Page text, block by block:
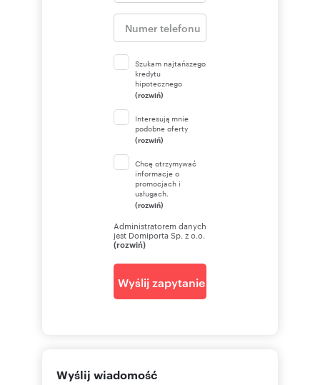
Szukam najtańszego
kredytu
hipotecznego
(rozwiń)
Interesują mnie
podobne oferty
(rozwiń)
Chcę otrzymywać
informacje o
promocjach i
usługach.
(rozwiń)
Administratorem danych
jest Domiporta Sp. z o.o.
(rozwiń)
Wyślij zapytanie
Wyślij wiadomość